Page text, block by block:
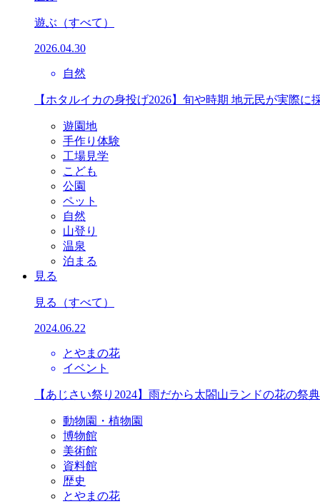
遊ぶ （すべて）
2026.04.30
自然
【ホタルイカの身投げ2026】旬や時期 地元民が実際に
遊園地
手作り体験
工場見学
こども
公園
ペット
自然
山登り
温泉
泊まる
見る
見る （すべて）
2024.06.22
とやまの花
イベント
【あじさい祭り2024】雨だから太閤山ランドの花の祭
動物園・植物園
博物館
美術館
資料館
歴史
とやまの花